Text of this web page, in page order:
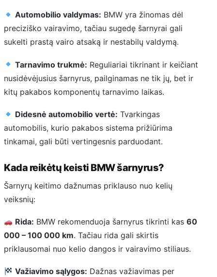
Automobilio valdymas: BMW yra žinomas dėl
preciziško vairavimo, tačiau sugedę šarnyrai gali
sukelti prastą vairo atsaką ir nestabilų valdymą.
Tarnavimo trukmė: Reguliariai tikrinant ir keičiant
nusidėvėjusius šarnyrus, pailginamas ne tik jų, bet ir
kitų pakabos komponentų tarnavimo laikas.
Didesnė automobilio vertė: Tvarkingas
automobilis, kurio pakabos sistema prižiūrima
tinkamai, gali būti vertingesnis parduodant.
Kada reikėtų keisti BMW šarnyrus?
Šarnyrų keitimo dažnumas priklauso nuo kelių
veiksnių:
Rida: BMW rekomenduoja šarnyrus tikrinti kas60
000 – 100 000 km. Tačiau rida gali skirtis
priklausomai nuo kelio dangos ir vairavimo stiliaus.
Važiavimo sąlygos: Dažnas važiavimas per